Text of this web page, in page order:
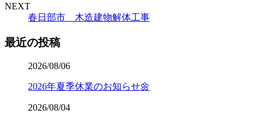
NEXT
春日部市 木造建物解体工事
最近の投稿
2026/08/06
2026年夏季休業のお知らせ🌼
2026/08/04